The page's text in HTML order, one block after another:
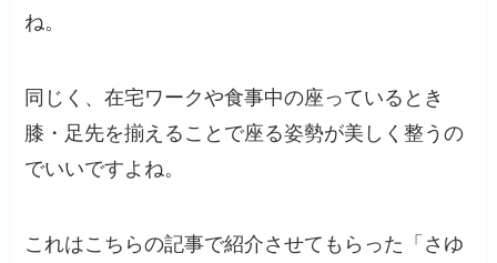
ね。
同じく、在宅ワークや食事中の座っているとき
膝・足先を揃えることで座る姿勢が美しく整うの
でいいですよね。
これはこちらの記事で紹介させてもらった「さゆ